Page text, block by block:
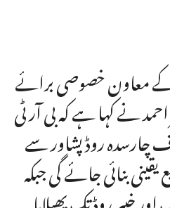
کے معاون خصوصی برائے
نے کہا ہے کہ بی آر ٹی
چارسدہ روڈ پشاور سے
بنائی جائے گی جبکہ